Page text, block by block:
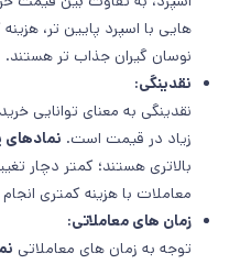
هایی با اسپرد پایین تر،
نوسان گیران جذاب تر هستند.
نقدینگی:
نقدینگی به معنای توانایی
زیاد در قیمت است. نمادهای
بالاتری هستند؛ کمتر دچار
معاملات با هزینه کمتری
زمان های معاملاتی:
توجه به زمان های معاملاتی